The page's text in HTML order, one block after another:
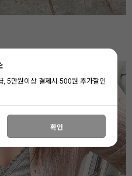
5만원이상 결제시 500원 추가할인
확인